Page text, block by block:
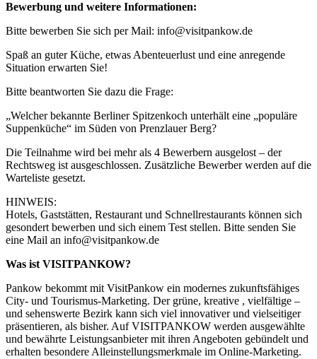
Bewerbung und weitere Informationen:
Bitte bewerben Sie sich per Mail: info@visitpankow.de
Spaß an guter Küche, etwas Abenteuerlust und eine anregende
Situation erwarten Sie!
Bitte beantworten Sie dazu die Frage:
„Welcher bekannte Berliner Spitzenkoch unterhält eine „populäre
Suppenküche“ im Süden von Prenzlauer Berg?
Die Teilnahme wird bei mehr als 4 Bewerbern ausgelost – der
Rechtsweg ist ausgeschlossen. Zusätzliche Bewerber werden auf die
Warteliste gesetzt.
HINWEIS:
Hotels, Gaststätten, Restaurant und Schnellrestaurants können sich
gesondert bewerben und sich einem Test stellen. Bitte senden Sie
eine Mail an info@visitpankow.de
Was ist VISITPANKOW?
Pankow bekommt mit VisitPankow ein modernes zukunftsfähiges
City- und Tourismus-Marketing. Der grüne, kreative , vielfältige –
und sehenswerte Bezirk kann sich viel innovativer und vielseitiger
präsentieren, als bisher. Auf VISITPANKOW werden ausgewählte
und bewährte Leistungsanbieter mit ihren Angeboten gebündelt und
erhalten besondere Alleinstellungsmerkmale im Online-Marketing.